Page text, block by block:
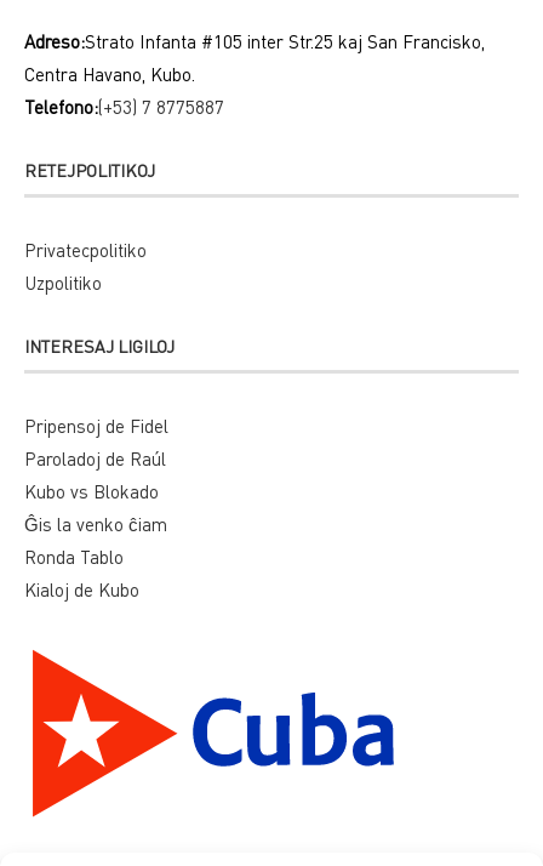
Adreso:Strato Infanta #105 inter Str.25 kaj San Francisko,
Centra Havano, Kubo.
Telefono:(+53) 7 8775887
RETEJPOLITIKOJ
Privatecpolitiko
Uzpolitiko
INTERESAJ LIGILOJ
Pripensoj de Fidel
Paroladoj de Raúl
Kubo vs Blokado
Ĝis la venko ĉiam
Ronda Tablo
Kialoj de Kubo